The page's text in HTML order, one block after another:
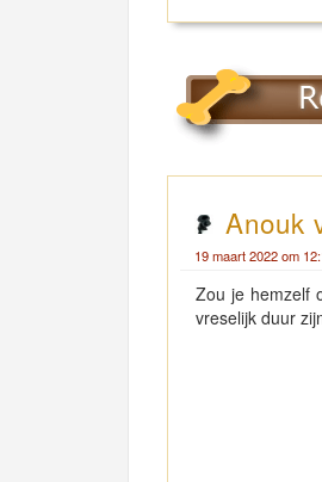
Anouk
19 maart 2022 om
Zou je hemzelf
vreselijk duur